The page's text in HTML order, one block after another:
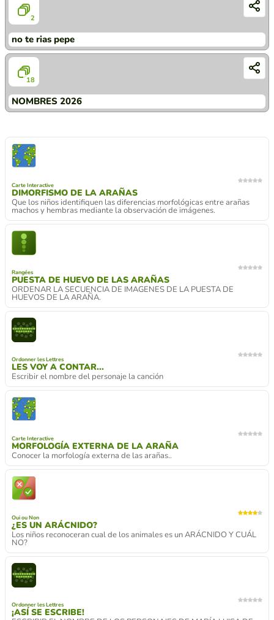
2
no te rias pepe
18
NOMBRES 2026
Carte Interactive
DIMORFISMO DE LA ARAÑAS
Que los niños identifiquen las diferencias morfológicas entre arañas
machos y hembras mediante la observación de imágenes.
Rangées
PUESTA DE HUEVO DE LAS ARAÑAS
ORDENAR LA SECUENCIA DE IMAGENES DE LA PUESTA DE
HUEVOS DE LA ARAÑA.
Ordonner les Lettres
LES VOY A CONTAR...
Escribir el nombre del personaje la canción
Carte Interactive
MORFOLOGÍA EXTERNA DE LA ARAÑA
Conocer la morfología externa de las arañas..
Oui ou Non
¿ES UN ARÁCNIDO?
Los niños reconoceran cual de los animales es un ARÁCNIDO Y CUÁL
NO?
Ordonner les Lettres
¡ASÍ SE ESCRIBE!